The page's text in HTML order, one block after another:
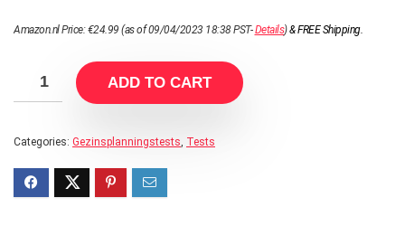
Amazon.nl Price:€24.99 (as of 09/04/2023 18:38 PST-Details)&FREE Shipping.
ADD TO CART
Categories: Gezinsplanningstests, Tests